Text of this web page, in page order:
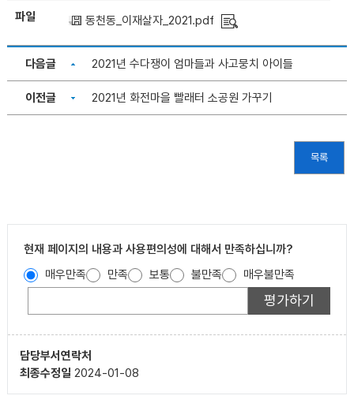
파일 동천동_이재살자_2021.pdf
다음글 2021년 수다쟁이 엄마들과 사고뭉치 아이들
이전글 2021년 화전마을 빨래터 소공원 가꾸기
목록
현재 페이지의 내용과 사용편의성에 대해서 만족하십니까?
매우만족
만족 보통 불만족 매우불만족
담당부서연락처
최종수정일 2024-01-08